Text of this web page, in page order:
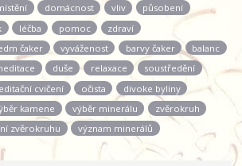
domácnost vliv
působení
léčba pomoc
zdraví
čaker vyváženost barvy čaker
balanc
duše relaxace
soustředění
cvičení očista
divoke byliny
kamene výběr minerálu
zvěrokruh
zvěrokruhu
význam minerálů